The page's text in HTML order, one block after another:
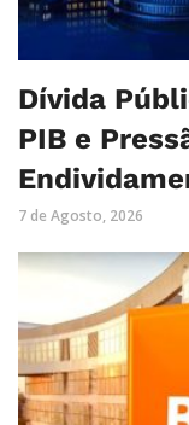
Dívida
PIB e
7 de Agosto, 2026